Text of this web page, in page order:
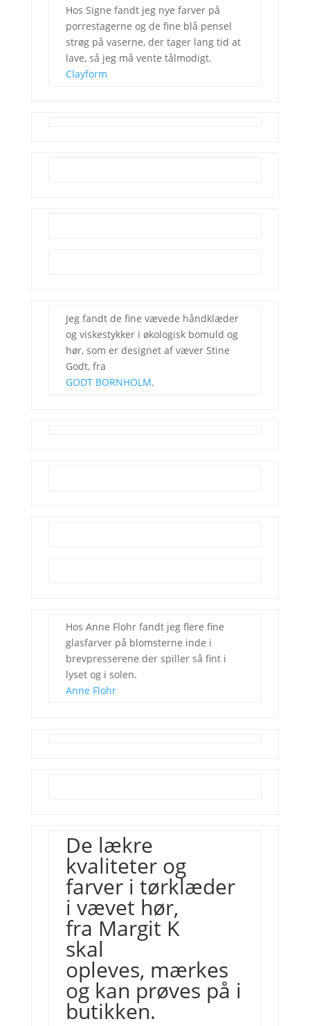
Hos Signe fandt jeg nye farver på
porrestagerne og de fine blå pensel
strøg på vaserne, der tager lang tid at
lave, så jeg må vente tålmodigt.
Clayform
Jeg fandt de fine vævede håndklæder
og viskestykker i økologisk bomuld og
hør, som er designet af væver Stine
Godt, fra
GODT BORNHOLM.
Hos Anne Flohr fandt jeg flere fine
glasfarver på blomsterne inde i
brevpresserene der spiller så fint i
lyset og i solen.
Anne Flohr
De lækre
kvaliteter og
farver i tørklæder
i vævet hør,
fra Margit K
skal
opleves, mærkes
og kan prøves på i
butikken.